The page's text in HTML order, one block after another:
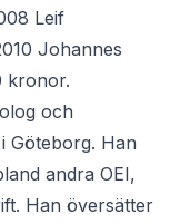
Leif
Johannes
kronor.
och
Göteborg. Han
andra OEI,
Han översätter